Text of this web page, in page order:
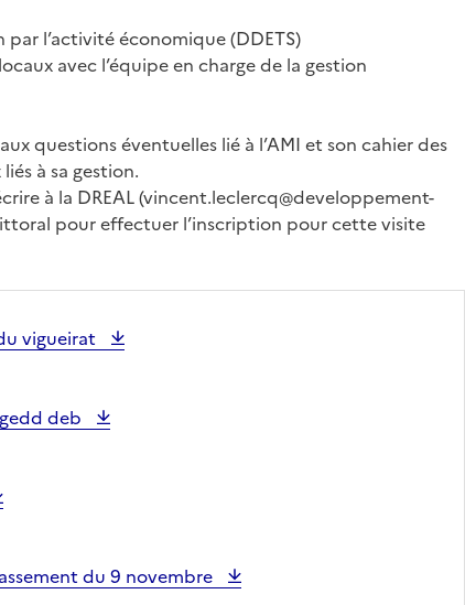
par l’activité économique (DDETS)
avec l’équipe en charge de la gestion
questions éventuelles lié à l’AMI et son cahier des
à sa gestion.
à la DREAL (vincent.leclercq@developpement-
pour effectuer l’inscription pour cette visite
vigueirat
deb
du 9 novembre